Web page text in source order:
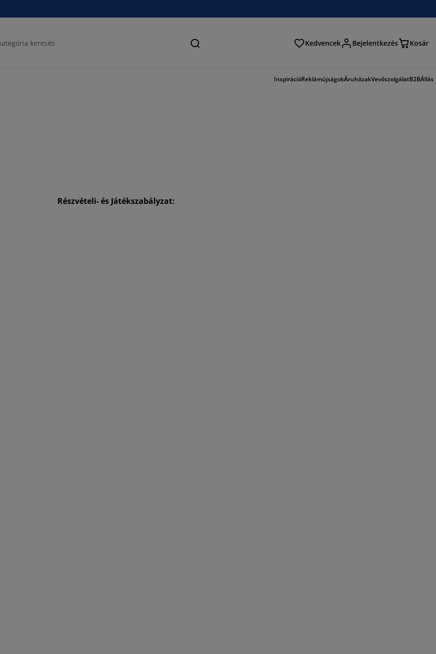
Keresés Kedvencek Bejelentkezés Kosár
InspirációReklámújságokÁruházakVevőszolgálatB2BÁllás
Részvételi- és Játékszabályzat: